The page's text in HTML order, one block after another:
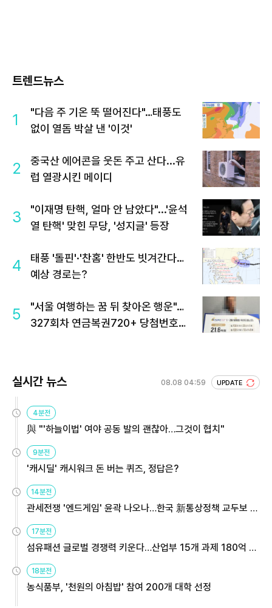
트렌드뉴스
1
"다음 주 기온 뚝 떨어진다"…태풍도
없이 열돔 박살 낸 '이것'
2
중국산 에어콘을 웃돈 주고 산다...유
럽 열광시킨 메이디
3
"이재명 탄핵, 얼마 안 남았다"...'윤석
열 탄핵' 맞힌 무당, '성지글' 등장
4
태풍 '돌핀'·'찬홈' 한반도 빗겨간다…
예상 경로는?
5
"서울 여행하는 꿈 뒤 찾아온 행운"…
327회차 연금복권720+ 당첨번호조
실시간 뉴스 08.08 04:59 UPDATE
4분전
與 "'하늘이법' 여야 공동 발의 괜찮아…그것이 협치"
9분전
'캐시딜' 캐시워크 돈 버는 퀴즈, 정답은?
14분전
관세전쟁 '엔드게임' 윤곽 나오나…한국 新통상정책 교두보 활
17분전
섬유패션 글로벌 경쟁력 키운다…산업부 15개 과제 180억 지
18분전
농식품부, '천원의 아침밥' 참여 200개 대학 선정